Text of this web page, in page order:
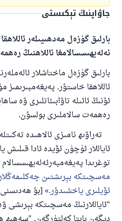
جاۋاپنىڭ تېكىستى
بارلىق گۈزەل مەدھىيىلەر
ئەلەيھىسسالامغا ئاللاھنىڭ
بارلىق گۈزەل ماختاشلار
ئاللاھقا خاستۇر. پەيغەمبىرىمىز
ئۇنىڭ ئائىلە تاۋابىئاتلىرى ۋە
رەھمەت سالاملىرى بولسۇن.
تەراۋىھ نامىزى ئالاھىدە
ئاياللار ئۈچۈن ئۆيدە ئادا
توغرىدا
مەسچىتكە بېرىشتىن
ئۆيلىرى ياخشىدۇر. [بۇ
"ئاياللارنىڭ مەسچىتكە بېرىشى